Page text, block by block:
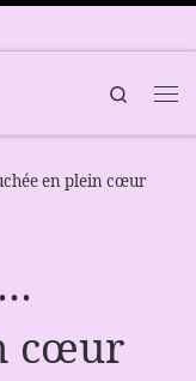
Search
en plein cœur
cœur